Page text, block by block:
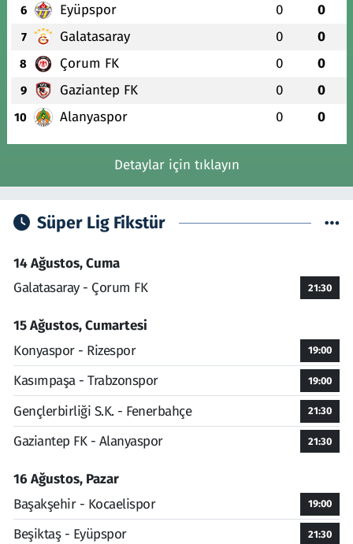
6 Eyüpspor 0 0
7 Galatasaray 0 0
8 Çorum FK 0 0
9 Gaziantep FK 0 0
10 Alanyaspor 0 0
Detaylar için tıklayın
Süper Lig Fikstür
14 Ağustos, Cuma
Galatasaray - Çorum FK
21:30
15 Ağustos, Cumartesi
Konyaspor - Rizespor
19:00
Kasımpaşa - Trabzonspor 19:00
Gençlerbirliği S.K. - Fenerbahçe 21:30
Gaziantep FK - Alanyaspor 21:30
16 Ağustos, Pazar
Başakşehir - Kocaelispor
19:00
Beşiktaş - Eyüpspor 21:30